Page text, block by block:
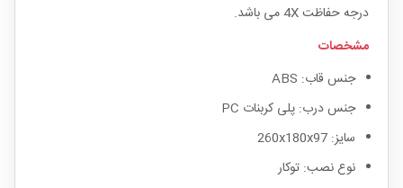
درجه حفاظت 4X می باشد.
مشخصات
جنس قاب: ABS
جنس درب: پلی کربنات PC
سایز: 260x180x97
نوع نصب: توکار